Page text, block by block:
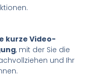
kurze Video-
, mit der Sie die
und Ihr